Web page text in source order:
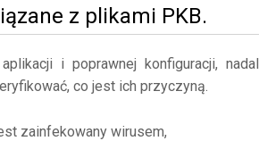
z plikami PKB.
i poprawnej konfiguracji, nadal
co jest ich przyczyną.
zainfekowany wirusem,